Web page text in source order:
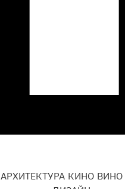
АРХИТЕКТУРА КИНО ВИНО